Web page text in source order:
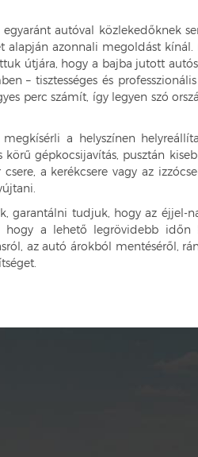
autóval közlekedőknek
alapján azonnali megoldást
útjára, hogy a bajba jutott
– tisztességes és
perc számít, így legyen szó
a helyszínen
gépkocsijavítás, pusztán
a kerékcsere vagy az
garantálni tudjuk, hogy az éjjel-
a lehető legrövidebb időn
az autó árokból mentéséről,